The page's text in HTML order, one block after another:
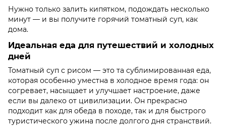
Нужно только залить кипятком, подождать несколько
минут — и вы получите горячий томатный суп, как
дома.
Идеальная еда для путешествий и холодных
дней
Томатный суп с рисом — это та сублимированная еда,
которая особенно уместна в холодное время года: он
согревает, насыщает и улучшает настроение, даже
если вы далеко от цивилизации. Он прекрасно
подходит как для обеда в походе, так и для быстрого
туристического ужина после долгого дня странствий.